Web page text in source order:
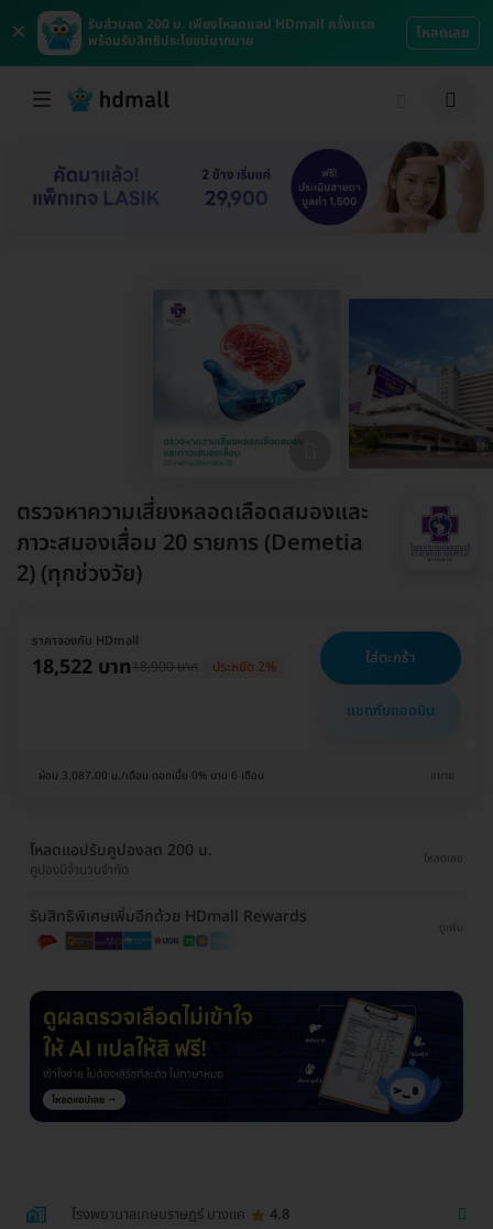
×
รับส่วนลด 200 บ. เพียงโหลดแอป HDmall ครั้งแรก
พร้อมรับสิทธิประโยชน์มากมาย
โหลดเลย
ตรวจหาความเสี่ยงหลอดเลือดสมองและ
ภาวะสมองเสื่อม 20 รายการ (Demetia
2) (ทุกช่วงวัย)
ราคาจองกับ HDmall
18,522 บาท18,900 บาท ประหยัด 2% ใส่ตะกร้า
แชทกับแอดมิน
ผ่อน 3,087.00 บ./เดือน ดอกเบี้ย 0% นาน 6 เดือน ขยาย
โหลดแอปรับคูปองลด 200 บ.
คูปองมีจำนวนจำกัด
โหลดเลย
รับสิทธิพิเศษเพิ่มอีกด้วย HDmall Rewards
ดูเพิ่ม
โรงพยาบาลเกษมราษฎร์ บางแค 4.8